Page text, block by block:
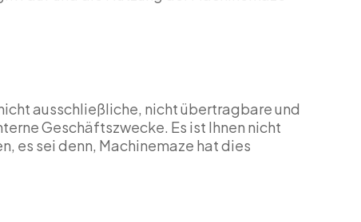
ausschließliche, nicht übertragbare und
Geschäftszwecke. Es ist Ihnen nicht
es sei denn, Machinemaze hat dies